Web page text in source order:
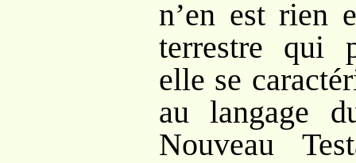
n’en est rien
terrestre qui
elle se
au langage
Nouveau